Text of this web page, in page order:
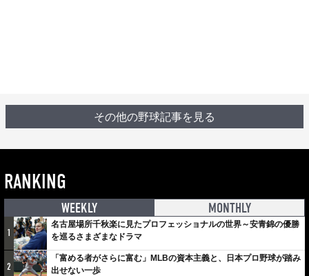
その他の野球記事を見る
RANKING
WEEKLY MONTHLY
1
名古屋場所千秋楽に見たプロフェッショナルの世界～安青錦の優勝
を巡るさまざまなドラマ
2
「富める者がさらに富む」MLBの資本主義と、日本プロ野球が踏み
出せない一歩